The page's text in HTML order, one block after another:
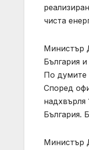
чиста
Министър
България
По думите
Според
България.
Министър